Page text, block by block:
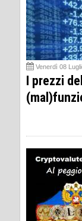
Venerdì 08
I prezzi